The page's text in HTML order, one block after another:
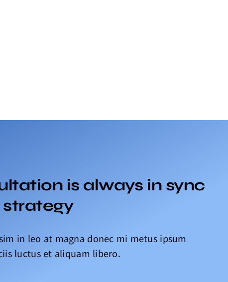
is always in sync
in leo at magna donec mi metus ipsum
luctus et aliquam libero.